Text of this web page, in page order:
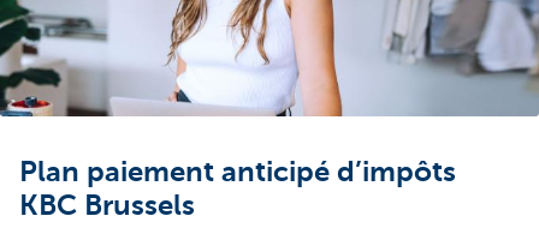
Entrepreneurs
Plan paiement anticipé d’impôts
KBC Brussels